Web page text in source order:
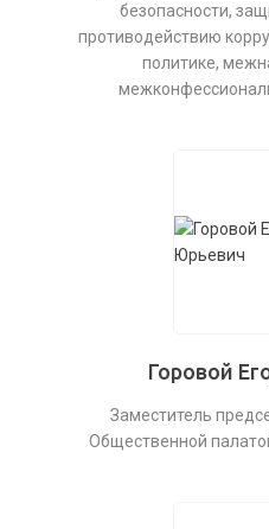
безопасности,
противодействию
политике,
Горовой
Заместитель
Общественной